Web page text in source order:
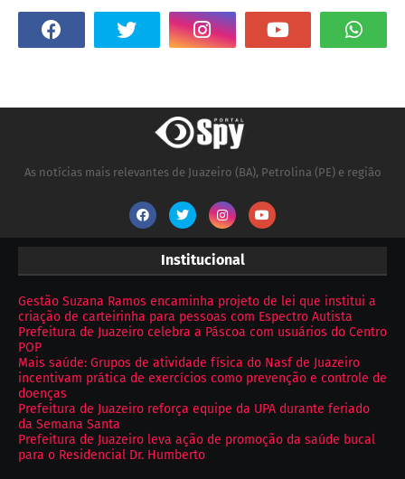
As notícias mais relevantes de Juazeiro (BA), Petrolina (PE) e região
Institucional
Gestão Suzana Ramos encaminha projeto de lei que institui a
criação de carteirinha para pessoas com Espectro Autista
Prefeitura de Juazeiro celebra a Páscoa com usuários do Centro
POP
Mais saúde: Grupos de atividade física do Nasf de Juazeiro
incentivam prática de exercícios como prevenção e controle de
doenças
Prefeitura de Juazeiro reforça equipe da UPA durante feriado
da Semana Santa
Prefeitura de Juazeiro leva ação de promoção da saúde bucal
para o Residencial Dr. Humberto